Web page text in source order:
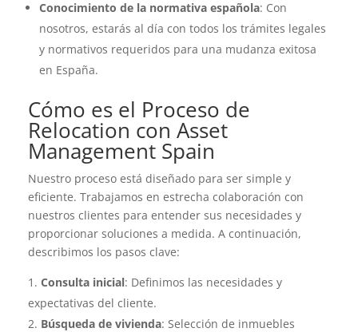
Conocimiento de la normativa española: Con
nosotros, estarás al día con todos los trámites legales
y normativos requeridos para una mudanza exitosa
en España.
Cómo es el Proceso de
Relocation con Asset
Management Spain
Nuestro proceso está diseñado para ser simple y
eficiente. Trabajamos en estrecha colaboración con
nuestros clientes para entender sus necesidades y
proporcionar soluciones a medida. A continuación,
describimos los pasos clave:
Consulta inicial: Definimos las necesidades y
expectativas del cliente.
Búsqueda de vivienda: Selección de inmuebles